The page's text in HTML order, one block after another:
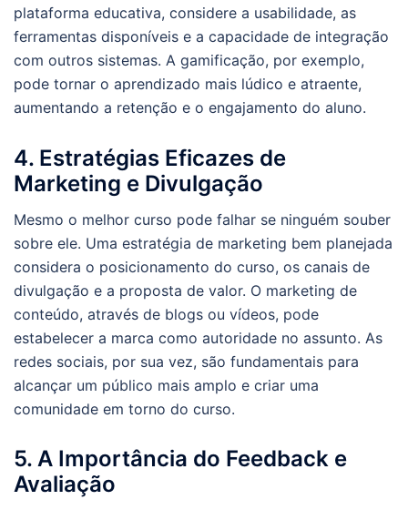
plataforma educativa, considere a usabilidade, as
ferramentas disponíveis e a capacidade de integração
com outros sistemas. A gamificação, por exemplo,
pode tornar o aprendizado mais lúdico e atraente,
aumentando a retenção e o engajamento do aluno.
4. Estratégias Eficazes de
Marketing e Divulgação
Mesmo o melhor curso pode falhar se ninguém souber
sobre ele. Uma estratégia de marketing bem planejada
considera o posicionamento do curso, os canais de
divulgação e a proposta de valor. O marketing de
conteúdo, através de blogs ou vídeos, pode
estabelecer a marca como autoridade no assunto. As
redes sociais, por sua vez, são fundamentais para
alcançar um público mais amplo e criar uma
comunidade em torno do curso.
5. A Importância do Feedback e
Avaliação